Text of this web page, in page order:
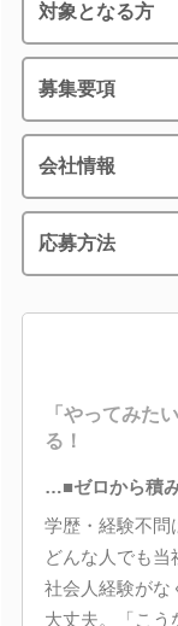
対象となる方
募集要項
会社情報
応募方法
「やってみた
る！
…■ゼロから積
学歴・経験不問
どんな人でも当
社会人経験がな
大丈夫。「こう